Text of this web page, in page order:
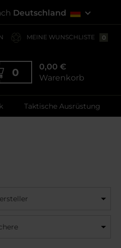
Deutschland
MEINE WUNSCHLISTE 0
0
0,00 €
Warenkorb
Taktische Ausrüstung